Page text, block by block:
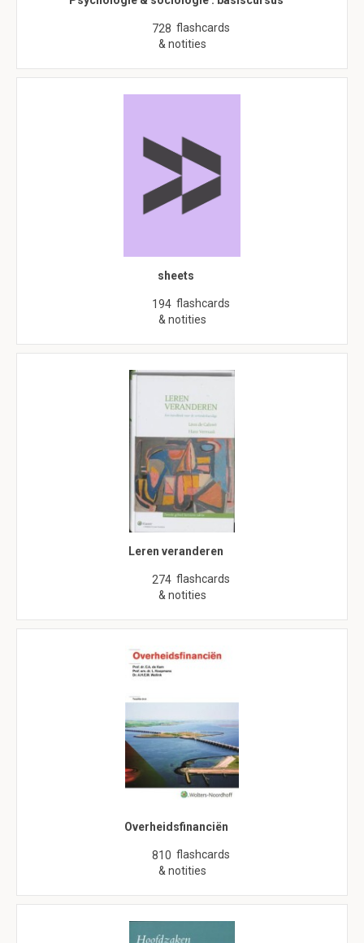
728 flashcards
& notities
sheets
194 flashcards
& notities
Leren veranderen
274 flashcards
& notities
Overheidsfinanciën
810 flashcards
& notities